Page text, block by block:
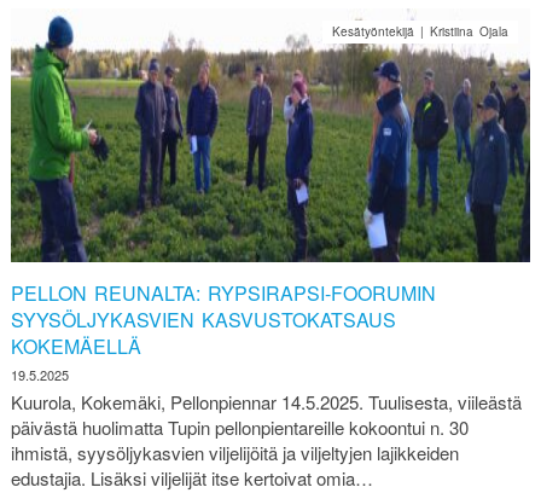
PELLON REUNALTA: RYPSIRAPSI-FOORUMIN
SYYSÖLJYKASVIEN KASVUSTOKATSAUS
KOKEMÄELLÄ
19.5.2025
Kesätyöntekijä | Kristiina Ojala
Kuurola, Kokemäki, Pellonpiennar 14.5.2025. Tuulisesta, viileästä
päivästä huolimatta Tupin pellonpientareille kokoontui n. 30
ihmistä, syysöljykasvien viljelijöitä ja viljeltyjen lajikkeiden
edustajia. Lisäksi viljelijät itse kertoivat omia…